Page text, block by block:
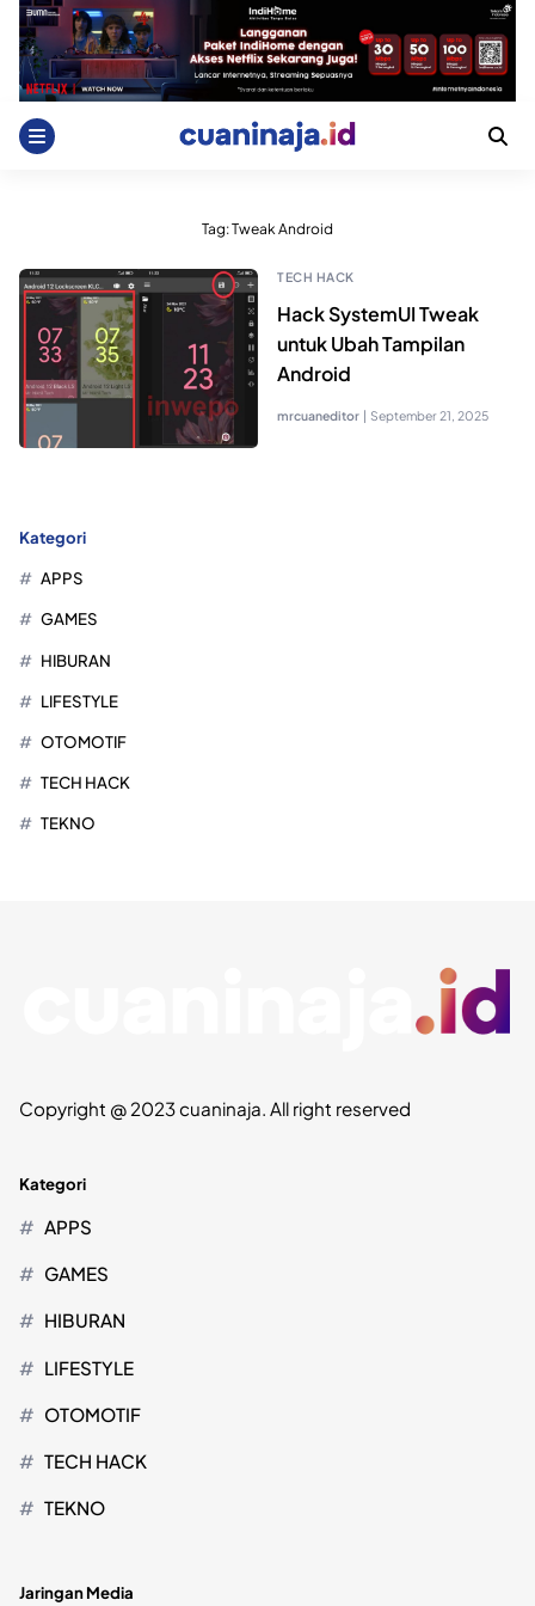
Skip
content
Tag:Tweak Android
TECH HACK
Hack SystemUI Tweak
untuk Ubah Tampilan
Android
mrcuaneditor | September 21, 2025
Kategori
APPS
GAMES
HIBURAN
LIFESTYLE
OTOMOTIF
TECH HACK
TEKNO
Copyright @ 2023 cuaninaja. All right reserved
Kategori
APPS
GAMES
HIBURAN
LIFESTYLE
OTOMOTIF
TECH HACK
TEKNO
Jaringan Media